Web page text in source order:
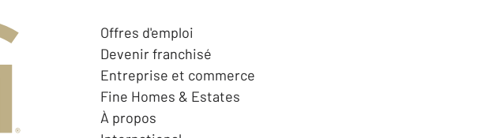
Offres d'emploi
Devenir franchisé
Entreprise et commerce
Fine Homes & Estates
À propos